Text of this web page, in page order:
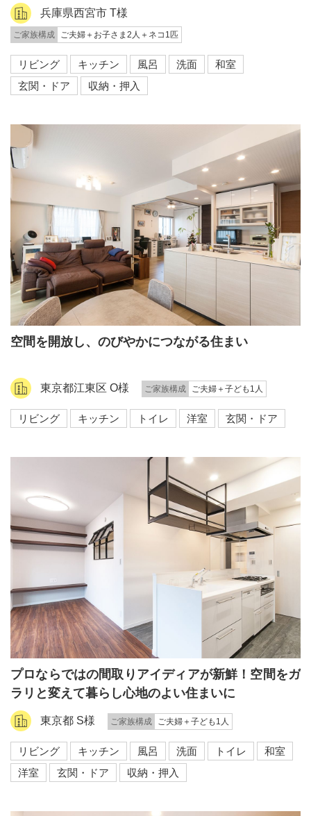
兵庫県西宮市 T様
ご家族構成 ご夫婦＋お子さま2人＋ネコ1匹
リビング キッチン 風呂 洗面
和室
玄関・ドア
収納・押入
空間を開放し、のびやかにつながる住まい
東京都江東区 O様 ご家族構成 ご夫婦＋子ども1人
リビング キッチン トイレ 洋室 玄関・ドア
プロならではの間取りアイディアが新鮮！空間をガ
ラリと変えて暮らし心地のよい住まいに
東京都 S様 ご家族構成 ご夫婦＋子ども1人
リビング キッチン 風呂 洗面 トイレ
和室
洋室
玄関・ドア 収納・押入